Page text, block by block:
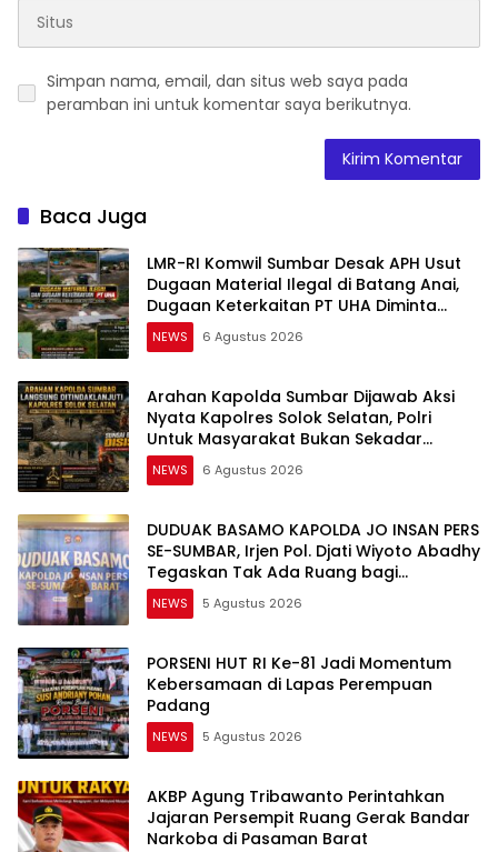
Simpan nama, email, dan situs web saya pada
peramban ini untuk komentar saya berikutnya.
Baca Juga
LMR-RI Komwil Sumbar Desak APH Usut
Dugaan Material Ilegal di Batang Anai,
Dugaan Keterkaitan PT UHA Diminta
Diselidiki Tuntas
NEWS 6 Agustus 2026
Arahan Kapolda Sumbar Dijawab Aksi
Nyata Kapolres Solok Selatan, Polri
Untuk Masyarakat Bukan Sekadar
Slogan
NEWS 6 Agustus 2026
DUDUAK BASAMO KAPOLDA JO INSAN PERS
SE-SUMBAR, Irjen Pol. Djati Wiyoto Abadhy
Tegaskan Tak Ada Ruang bagi
Pelanggar Hukum di Internal Polri
NEWS 5 Agustus 2026
PORSENI HUT RI Ke-81 Jadi Momentum
Kebersamaan di Lapas Perempuan
Padang
NEWS 5 Agustus 2026
AKBP Agung Tribawanto Perintahkan
Jajaran Persempit Ruang Gerak Bandar
Narkoba di Pasaman Barat